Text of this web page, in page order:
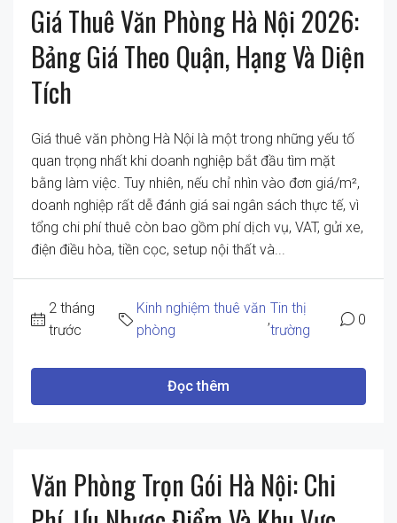
Giá Thuê Văn Phòng Hà Nội 2026:
Bảng Giá Theo Quận, Hạng Và Diện
Tích
Giá thuê văn phòng Hà Nội là một trong những yếu tố
quan trọng nhất khi doanh nghiệp bắt đầu tìm mặt
bằng làm việc. Tuy nhiên, nếu chỉ nhìn vào đơn giá/m²,
doanh nghiệp rất dễ đánh giá sai ngân sách thực tế, vì
tổng chi phí thuê còn bao gồm phí dịch vụ, VAT, gửi xe,
điện điều hòa, tiền cọc, setup nội thất và...
2 tháng
trước
Kinh nghiệm thuê văn
phòng
,
Tin thị
trường
0
Đọc thêm
Văn Phòng Trọn Gói Hà Nội: Chi